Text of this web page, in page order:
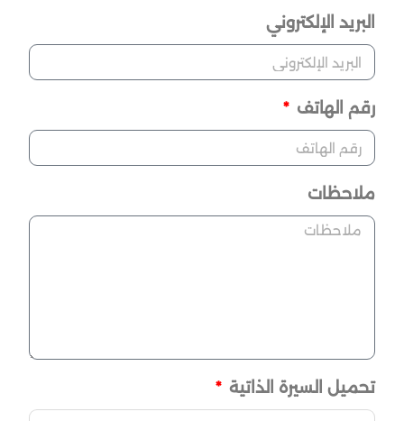
البريد الإلكتروني
رقم الهاتف
ملاحظات
تحميل السيرة الذاتية